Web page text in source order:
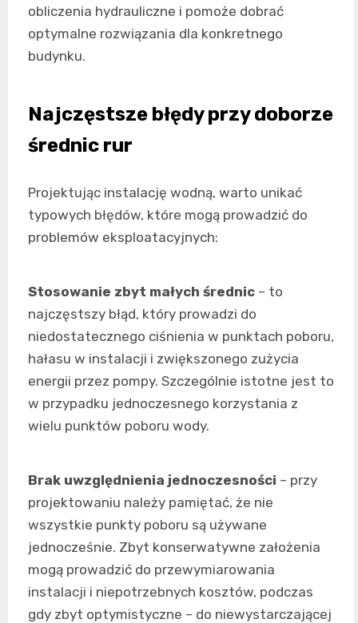
obliczenia hydrauliczne i pomoże dobrać
optymalne rozwiązania dla konkretnego
budynku.
Najczęstsze błędy przy doborze
średnic rur
Projektując instalację wodną, warto unikać
typowych błędów, które mogą prowadzić do
problemów eksploatacyjnych:
Stosowanie zbyt małych średnic – to
najczęstszy błąd, który prowadzi do
niedostatecznego ciśnienia w punktach poboru,
hałasu w instalacji i zwiększonego zużycia
energii przez pompy. Szczególnie istotne jest to
w przypadku jednoczesnego korzystania z
wielu punktów poboru wody.
Brak uwzględnienia jednoczesności – przy
projektowaniu należy pamiętać, że nie
wszystkie punkty poboru są używane
jednocześnie. Zbyt konserwatywne założenia
mogą prowadzić do przewymiarowania
instalacji i niepotrzebnych kosztów, podczas
gdy zbyt optymistyczne – do niewystarczającej